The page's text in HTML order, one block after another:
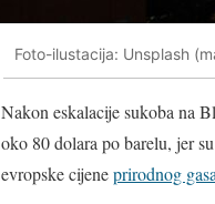
Foto-ilustacija: Unsplash
Nakon eskalacije sukoba na
oko 80 dolara po barelu, jer
evropske cijeneprirodnog gasa